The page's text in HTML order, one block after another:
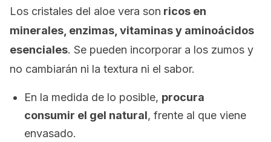
Los cristales del aloe vera son ricos en
minerales, enzimas, vitaminas y aminoácidos
esenciales. Se pueden incorporar a los zumos y
no cambiarán ni la textura ni el sabor.
En la medida de lo posible, procura
consumir el gel natural, frente al que viene
envasado.